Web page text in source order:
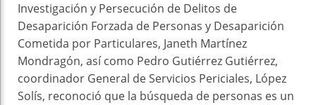
Investigación y Persecución de Delitos de
Desaparición Forzada de Personas y Desaparición
Cometida por Particulares, Janeth Martínez
Mondragón, así como Pedro Gutiérrez Gutiérrez,
coordinador General de Servicios Periciales, López
Solís, reconoció que la búsqueda de personas es un